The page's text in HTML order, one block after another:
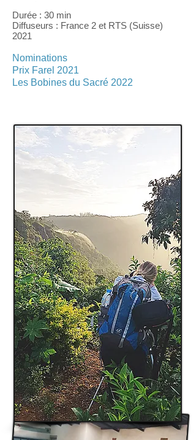
Durée : 30 min
Diffuseurs : France 2 et RTS (Suisse)
2021
Nominations
Prix Farel 2021
Les Bobines du Sacré 2022